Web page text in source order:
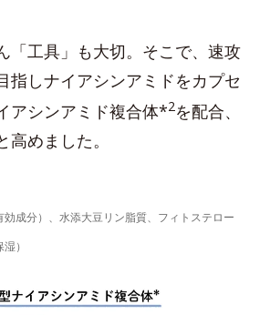
「工具」も大切。そこで、速攻
指しナイアシンアミドをカプセ
アシンアミド複合体*2を配合、
めました。
成分）、水添大豆リン脂質、フィトステロー
）